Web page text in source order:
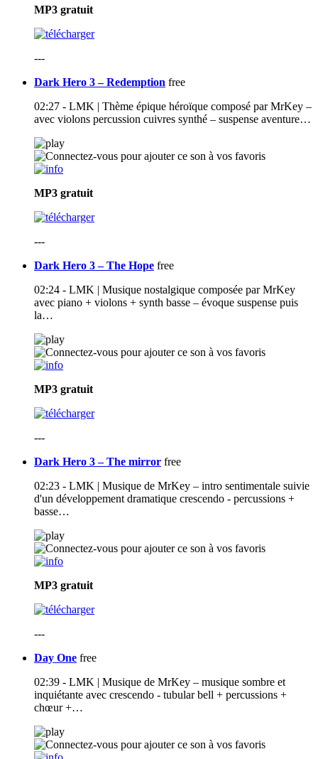
MP3 gratuit
---
Dark Hero 3 – Redemption free
02:27 - LMK | Thème épique héroïque composé par MrKey –
avec violons percussion cuivres synthé – suspense aventure…
MP3 gratuit
---
Dark Hero 3 – The Hope free
02:24 - LMK | Musique nostalgique composée par MrKey
avec piano + violons + synth basse – évoque suspense puis
la…
MP3 gratuit
---
Dark Hero 3 – The mirror free
02:23 - LMK | Musique de MrKey – intro sentimentale suivie
d'un développement dramatique crescendo - percussions +
basse…
MP3 gratuit
---
Day One free
02:39 - LMK | Musique de MrKey – musique sombre et
inquiétante avec crescendo - tubular bell + percussions +
chœur +…